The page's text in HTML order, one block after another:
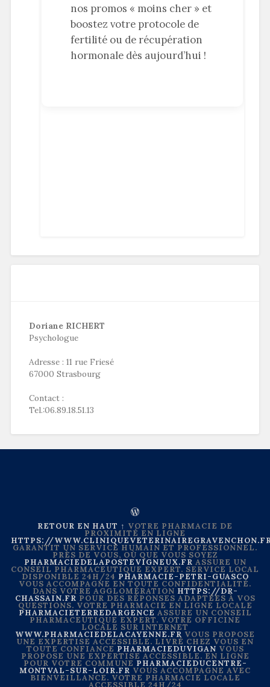
nos promos « moins cher » et
boostez votre protocole de
fertilité ou de récupération
hormonale dès aujourd’hui !
Doriane RICHERT
Psychologue
Adresse : 11 rue Friesé
67000 Strasbourg
Contact :
Tel.:06.89.18.51.13
RETOUR EN HAUT ↑ VOTRE PHARMACIE DE
PROXIMITÉ EN LIGNE
HTTPS://
GARANTIT UN SERVICE HUMAIN ET PROFESSIONNEL.
PRÈS DE VOUS, OÙ QUE VOUS SOYEZ
PHARMACIEDELAPOSTEVIGNEUX.FR ASSURE UN
CONSEIL PHARMACEUTIQUE EXPERT. SERVICE LOCAL
DISPONIBLE 24H/24 PHARMACIE-PETRI-GUASCO
VOUS ACCOMPAGNE EN TOUTE CONFIDENTIALITÉ.
DANS VOTRE AGGLOMÉRATION HTTPS://DR-
CHASSAIN.FR POUR DES RÉPONSES ADAPTÉES À VOS
QUESTIONS. VOTRE PHARMACIE EN LIGNE LOCALE
PHARMACIETERREDARGENCE ASSURE UN CONSEIL
PHARMACEUTIQUE EXPERT. VOTRE OFFICINE
LOCALE SUR INTERNET
WWW.PHARMACIEDELACAYENNE.FR VOUS PROPOSE
UNE EXPERTISE ACCESSIBLE. LIVRÉ CHEZ VOUS EN
TOUTE CONFIANCE PHARMACIEDUVIGAN VOUS
PROPOSE UNE EXPERTISE ACCESSIBLE. EN LIGNE
POUR VOTRE COMMUNE PHARMACIEDUCENTRE-
MONTVAL-SUR-LOIR.FR VOUS ACCOMPAGNE AVEC
BIENVEILLANCE. VOTRE PHARMACIE LOCALE